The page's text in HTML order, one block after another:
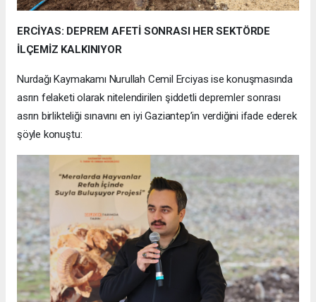
ERCİYAS: DEPREM AFETİ SONRASI HER SEKTÖRDE
İLÇEMİZ KALKINIYOR
Nurdağı Kaymakamı Nurullah Cemil Erciyas ise konuşmasında
asrın felaketi olarak nitelendirilen şiddetli depremler sonrası
asrın birlikteliği sınavını en iyi Gaziantep’in verdiğini ifade ederek
şöyle konuştu: